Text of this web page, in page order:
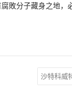
敗分子藏身之地，
沙特科威